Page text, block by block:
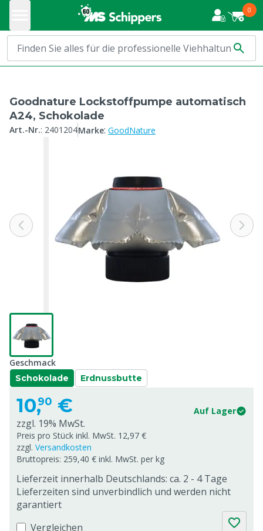
0
Goodnature Lockstoffpumpe automatisch
A24, Schokolade
Art.-Nr.: 2401204Marke: GoodNature
Geschmack
Schokolade Erdnussbutte
10,90 € Auf Lager
zzgl. 19% MwSt.
Preis pro Stück inkl. MwSt. 12,97 €
zzgl. Versandkosten
Bruttopreis: 259,40 € inkl. MwSt. per kg
Lieferzeit innerhalb Deutschlands: ca. 2 - 4 Tage
Lieferzeiten sind unverbindlich und werden nicht
garantiert
Vergleichen